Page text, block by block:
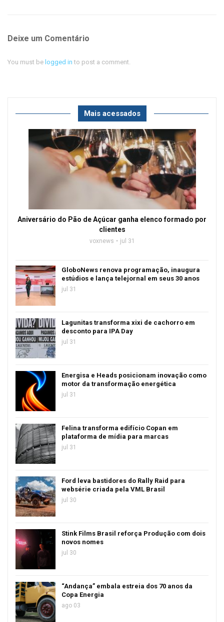
Deixe um Comentário
You must be logged in to post a comment.
Mais acessados
Aniversário do Pão de Açúcar ganha elenco formado por
clientes
voxnews jul 31
GloboNews renova programação, inaugura
estúdios e lança telejornal em seus 30 anos
jul 31
Lagunitas transforma xixi de cachorro em
desconto para IPA Day
jul 31
Energisa e Heads posicionam inovação como
motor da transformação energética
jul 31
Felina transforma edifício Copan em
plataforma de mídia para marcas
jul 31
Ford leva bastidores do Rally Raid para
websérie criada pela VML Brasil
jul 30
Stink Films Brasil reforça Produção com dois
novos nomes
jul 30
“Andança” embala estreia dos 70 anos da
Copa Energia
ago 03